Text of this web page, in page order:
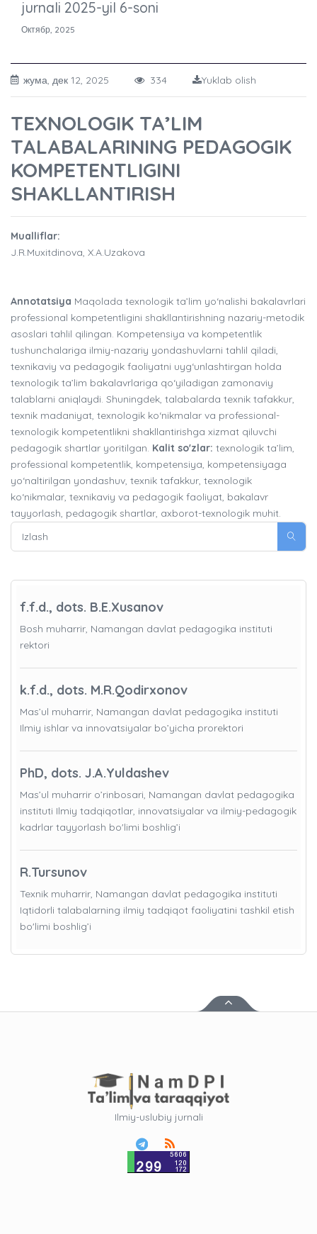
jurnali 2025-yil 6-soni
Октябр, 2025
жума, дек 12, 2025 334 Yuklab olish
TEXNOLOGIK TA’LIM
TALABALARINING PEDAGOGIK
KOMPETENTLIGINI
SHAKLLANTIRISH
Mualliflar:
J.R.Muxitdinova, X.A.Uzakova
Annotatsiya Maqolada texnologik ta’lim yo‘nalishi bakalavrlari
professional kompetentligini shakllantirishning nazariy-metodik
asoslari tahlil qilingan. Kompetensiya va kompetentlik
tushunchalariga ilmiy-nazariy yondashuvlarni tahlil qiladi,
texnikaviy va pedagogik faoliyatni uyg‘unlashtirgan holda
texnologik ta’lim bakalavrlariga qo‘yiladigan zamonaviy
talablarni aniqlaydi. Shuningdek, talabalarda texnik tafakkur,
texnik madaniyat, texnologik ko‘nikmalar va professional-
texnologik kompetentlikni shakllantirishga xizmat qiluvchi
pedagogik shartlar yoritilgan. Kalit so'zlar: texnologik ta’lim,
professional kompetentlik, kompetensiya, kompetensiyaga
yo‘naltirilgan yondashuv, texnik tafakkur, texnologik
ko‘nikmalar, texnikaviy va pedagogik faoliyat, bakalavr
tayyorlash, pedagogik shartlar, axborot-texnologik muhit.
f.f.d., dots. B.E.Xusanov
Bosh muharrir, Namangan davlat pedagogika instituti
rektori
k.f.d., dots. M.R.Qodirxonov
Mas’ul muharrir, Namangan davlat pedagogika instituti
Ilmiy ishlar va innovatsiyalar bo’yicha prorektori
PhD, dots. J.A.Yuldashev
Mas’ul muharrir o’rinbosari, Namangan davlat pedagogika
instituti Ilmiy tadqiqotlar, innovatsiyalar va ilmiy-pedagogik
kadrlar tayyorlash bo'limi boshlig’i
R.Tursunov
Texnik muharrir, Namangan davlat pedagogika instituti
Iqtidorli talabalarning ilmiy tadqiqot faoliyatini tashkil etish
bo'limi boshlig’i
Ilmiy-uslubiy jurnali